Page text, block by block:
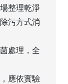
整理乾淨
污方式消
處理，全
應依實驗